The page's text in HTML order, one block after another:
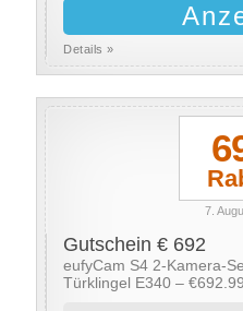
Details »
7.
Gutschein € 692
eufyCam S4 2-Kamera-
Türklingel E340 –